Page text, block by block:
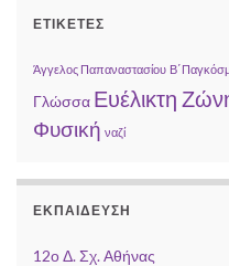
ΕΤΙΚΈΤΕΣ
Άγγελος Παπαναστασίου
Γλώσσα Ευέλικτη
Φυσική ναζί
ΕΚΠΑΙΔΕΥΣΗ
12ο Δ. Σχ. Αθήνας